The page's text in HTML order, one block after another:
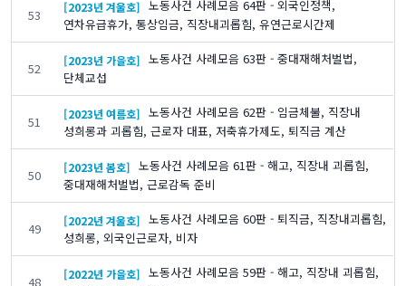
53 [2023년 겨울호] 노동사건 사례모음 64판 - 외국인정책,
연차유급휴가, 통상임금, 직장내괴롭힘, 유연근로시간제
52 [2023년 가을호] 노동사건 사례모음 63판 - 중대재해처벌법,
단체교섭
51 [2023년 여름호] 노동사건 사례모음 62판 - 임금체불, 직장내
성희롱과 괴롭힘, 근로자 대표, 저축휴가제도, 퇴직금 계산
50 [2023년 봄호] 노동사건 사례모음 61판 - 해고, 직장내 괴롭힘,
중대재해처벌법, 근로감독 준비
49 [2022년 겨울호] 노동사건 사례모음 60판 - 퇴직금, 직장내괴롭힘,
성희롱, 외국인근로자, 비자
48 [2022년 가을호] 노동사건 사례모음 59판 - 해고, 직장내 괴롭힘,